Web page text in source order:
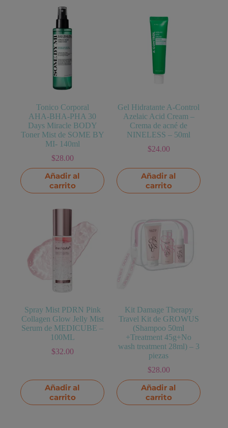
Tonico Corporal
AHA‑BHA‑PHA 30
Days Miracle BODY
Toner Mist de SOME BY
MI- 140ml
$28.00
Añadir al
carrito
Gel Hidratante A-Control
Azelaic Acid Cream –
Crema de acné de
NINELESS – 50ml
$24.00
Añadir al
carrito
Spray Mist PDRN Pink
Collagen Glow Jelly Mist
Serum de MEDICUBE –
100ML
$32.00
Añadir al
carrito
Kit Damage Therapy
Travel Kit de GROWUS
(Shampoo 50ml
+Treatment 45g+No
wash treatment 28ml) – 3
piezas
$28.00
Añadir al
carrito